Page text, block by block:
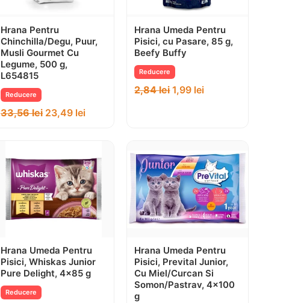
Hrana Pentru
Chinchilla/Degu, Puur,
Musli Gourmet Cu
Legume, 500 g,
L654815
Reducere
33,56lei 23,49 lei
Hrana Umeda Pentru
Pisici, cu Pasare, 85 g,
Beefy Buffy
Reducere
2,84lei 1,99 lei
Hrana Umeda Pentru
Pisici, Whiskas Junior
Pure Delight, 4×85 g
Reducere
Hrana Umeda Pentru
Pisici, Prevital Junior,
Cu Miel/Curcan Si
Somon/Pastrav, 4×100
g